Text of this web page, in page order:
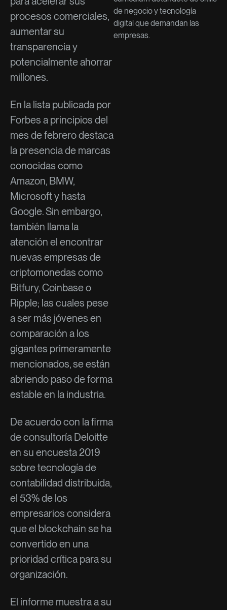
procesos comerciales,
aumentar su
transparencia y
potencialmente ahorrar
millones.
En la lista publicada por
Forbes a principios del
mes de febrero destaca
la presencia de marcas
conocidas como
Amazon, BMW,
Microsoft y hasta
Google. Sin embargo,
también llama la
atención el encontrar
nuevas empresas de
criptomonedas como
Bitfury, Coinbase o
Ripple; las cuales pese
a ser más jóvenes en
comparación a los
gigantes primeramente
mencionados, se están
abriendo paso de forma
estable en la industria.
De acuerdo con la firma
de consultoría Deloitte
en su encuesta 2019
sobre tecnología de
contabilidad distribuida,
el 53% de los
empresarios considera
que el blockchain se ha
convertido en una
prioridad crítica para su
organización.
El informe muestra a su
de negocio y tecnología
digital que demandan las
empresas.